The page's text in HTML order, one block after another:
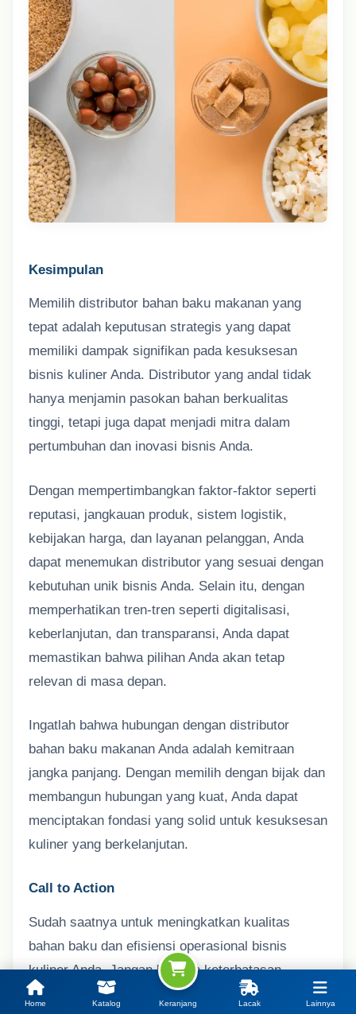
Kesimpulan
Memilih distributor bahan baku makanan yang
tepat adalah keputusan strategis yang dapat
memiliki dampak signifikan pada kesuksesan
bisnis kuliner Anda. Distributor yang andal tidak
hanya menjamin pasokan bahan berkualitas
tinggi, tetapi juga dapat menjadi mitra dalam
pertumbuhan dan inovasi bisnis Anda.
Dengan mempertimbangkan faktor-faktor seperti
reputasi, jangkauan produk, sistem logistik,
kebijakan harga, dan layanan pelanggan, Anda
dapat menemukan distributor yang sesuai dengan
kebutuhan unik bisnis Anda. Selain itu, dengan
memperhatikan tren-tren seperti digitalisasi,
keberlanjutan, dan transparansi, Anda dapat
memastikan bahwa pilihan Anda akan tetap
relevan di masa depan.
Ingatlah bahwa hubungan dengan distributor
bahan baku makanan Anda adalah kemitraan
jangka panjang. Dengan memilih dengan bijak dan
membangun hubungan yang kuat, Anda dapat
menciptakan fondasi yang solid untuk kesuksesan
kuliner yang berkelanjutan.
Call to Action
Sudah saatnya untuk meningkatkan kualitas
bahan baku dan efisiensi operasional bisnis
kuliner Anda. Jangan biarkan keterbatasan
pasokan atau inkonsistensi kualitas menghambat
Home Katalog Keranjang Lacak Lainnya